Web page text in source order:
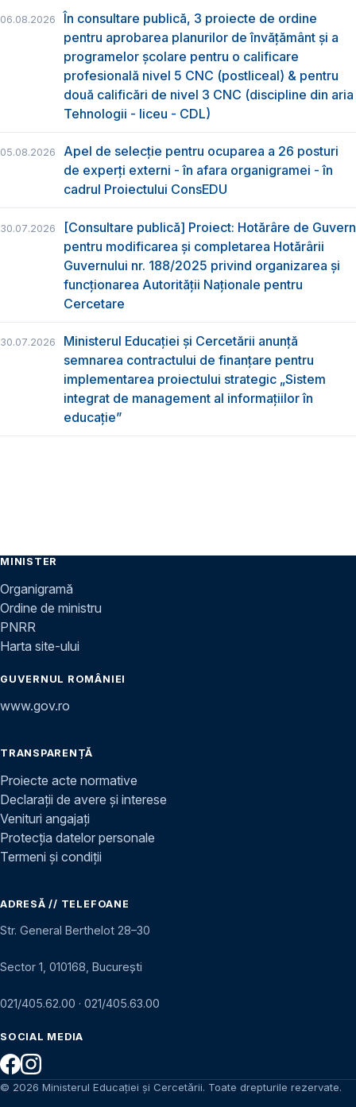
06.08.2026
În consultare publică, 3 proiecte de ordine
pentru aprobarea planurilor de învățământ și a
programelor școlare pentru o calificare
profesională nivel 5 CNC (postliceal) & pentru
două calificări de nivel 3 CNC (discipline din aria
Tehnologii - liceu - CDL)
05.08.2026
Apel de selecție pentru ocuparea a 26 posturi
de experți externi - în afara organigramei - în
cadrul Proiectului ConsEDU
30.07.2026
[Consultare publică] Proiect: Hotărâre de Guvern
pentru modificarea și completarea Hotărârii
Guvernului nr. 188/2025 privind organizarea şi
funcţionarea Autorităţii Naţionale pentru
Cercetare
30.07.2026
Ministerul Educației și Cercetării anunță
semnarea contractului de finanțare pentru
implementarea proiectului strategic „Sistem
integrat de management al informațiilor în
educație”
MINISTER
Organigramă
Ordine de ministru
PNRR
Harta site-ului
GUVERNUL ROMÂNIEI
www.gov.ro
TRANSPARENȚĂ
Proiecte acte normative
Declarații de avere și interese
Venituri angajați
Protecția datelor personale
Termeni și condiții
ADRESĂ // TELEFOANE
Str. General Berthelot 28–30
Sector 1, 010168, București
021/405.62.00 · 021/405.63.00
SOCIAL MEDIA
© 2026 Ministerul Educației și Cercetării. Toate drepturile rezervate.